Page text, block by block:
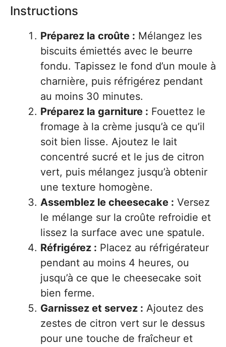
Instructions
Préparez la croûte : Mélangez les
biscuits émiettés avec le beurre
fondu. Tapissez le fond d’un moule à
charnière, puis réfrigérez pendant
au moins 30 minutes.
Préparez la garniture : Fouettez le
fromage à la crème jusqu’à ce qu’il
soit bien lisse. Ajoutez le lait
concentré sucré et le jus de citron
vert, puis mélangez jusqu’à obtenir
une texture homogène.
Assemblez le cheesecake : Versez
le mélange sur la croûte refroidie et
lissez la surface avec une spatule.
Réfrigérez : Placez au réfrigérateur
pendant au moins 4 heures, ou
jusqu’à ce que le cheesecake soit
bien ferme.
Garnissez et servez : Ajoutez des
zestes de citron vert sur le dessus
pour une touche de fraîcheur et